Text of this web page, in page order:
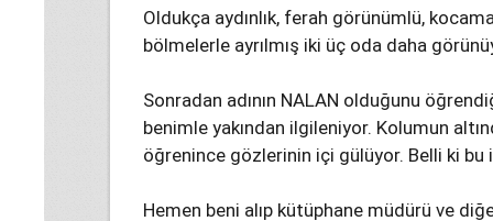
Oldukça aydınlık, ferah görünümlü,
bölmelerle ayrılmış iki üç oda daha
Sonradan adının NALAN olduğunu
benimle yakından ilgileniyor. Kolumun
öğrenince gözlerinin içi gülüyor. Belli ki bu
Hemen beni alıp kütüphane müdürü ve